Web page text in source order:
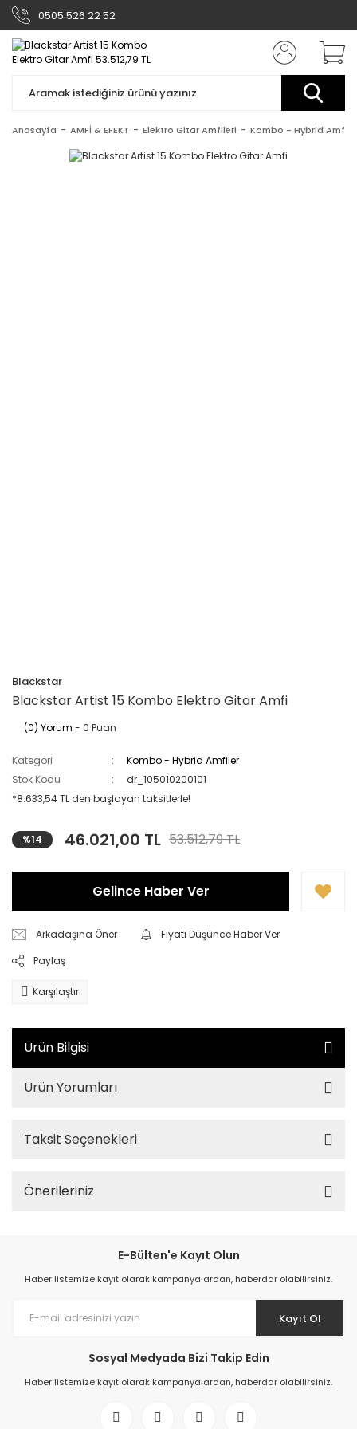
0505 526 22 52
Anasayfa AMFİ & EFEKT Elektro Gitar Amfileri Kombo - Hybrid
Blackstar
Blackstar Artist 15 Kombo Elektro Gitar Amfi
(0) Yorum - 0 Puan
Kategori
Kombo - Hybrid Amfiler
Stok Kodu
dr_105010200101
*8.633,54 TL den başlayan taksitlerle!
%14 46.021,00 TL 53.512,79 TL
Gelince Haber Ver
Arkadaşına Öner
Fiyatı Düşünce Haber Ver
Paylaş
Karşılaştır
Ürün Bilgisi
Ürün Yorumları
Taksit Seçenekleri
Önerileriniz
E-Bülten'e Kayıt Olun
Haber listemize kayıt olarak kampanyalardan, haberdar olabilirsiniz.
Kayıt Ol
Sosyal Medyada Bizi Takip Edin
Haber listemize kayıt olarak kampanyalardan, haberdar olabilirsiniz.